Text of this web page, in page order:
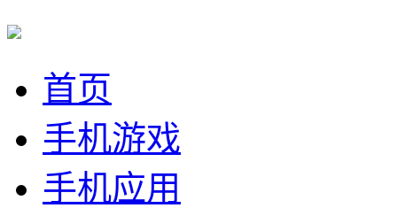
首页
手机游戏
手机应用